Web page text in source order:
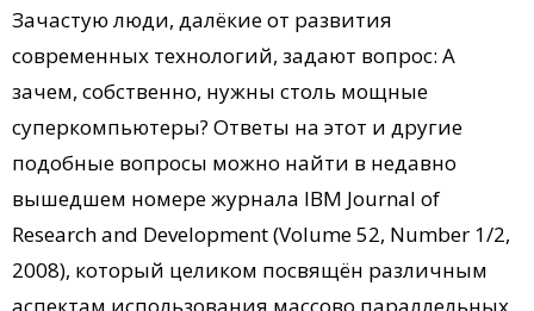
Зачастую люди, далёкие от развития
современных технологий, задают вопрос: А
зачем, собственно, нужны столь мощные
суперкомпьютеры? Ответы на этот и другие
подобные вопросы можно найти в недавно
вышедшем номере журнала IBM Journal of
Research and Development (Volume 52, Number 1/2,
2008), который целиком посвящён различным